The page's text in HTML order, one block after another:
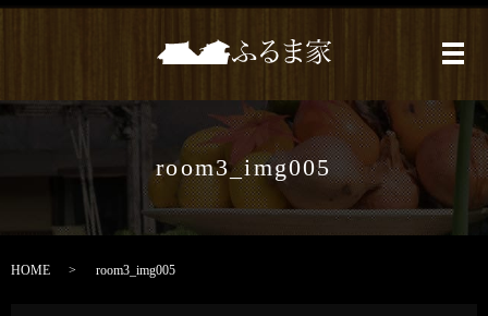
メ
room3_img005
HOME room3_img005